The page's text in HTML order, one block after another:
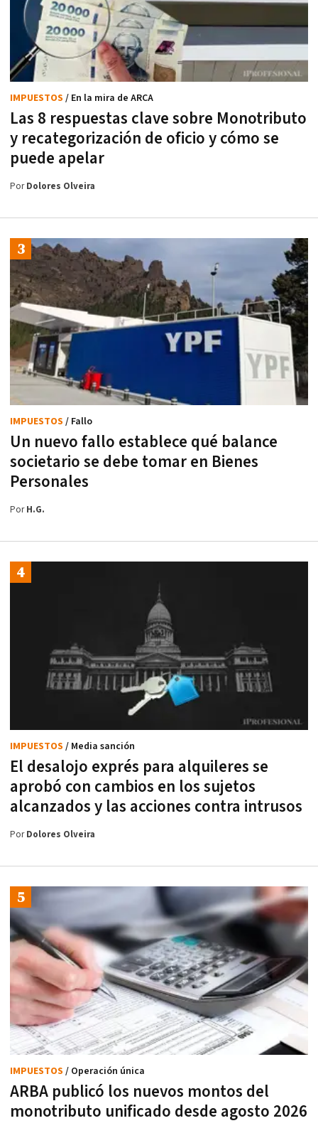
Las 8 respuestas clave sobre Monotributo
y recategorización de oficio y cómo se
puede apelar
IMPUESTOS / En la mira de ARCA
PorDolores Olveira
Un nuevo fallo establece qué balance
societario se debe tomar en Bienes
Personales
IMPUESTOS / Fallo
PorH.G.
El desalojo exprés para alquileres se
aprobó con cambios en los sujetos
alcanzados y las acciones contra intrusos
IMPUESTOS / Media sanción
PorDolores Olveira
ARBA publicó los nuevos montos del
monotributo unificado desde agosto 2026
IMPUESTOS / Operación única